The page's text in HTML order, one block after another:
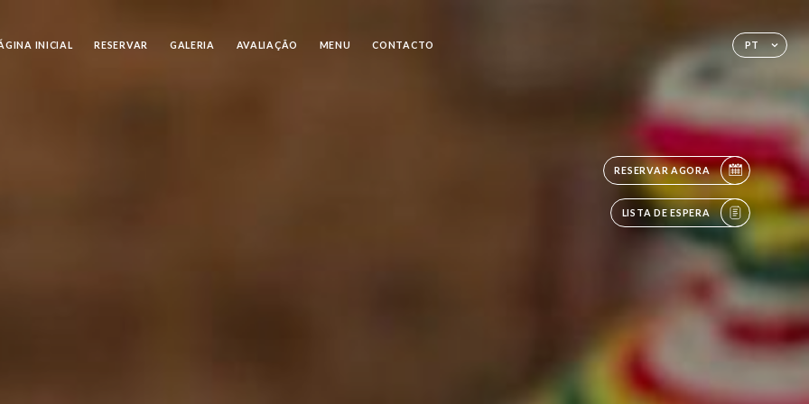
PT
INICIAL RESERVAR GALERIA AVALIAÇÃO MENU CONTACTO
RESERVAR AGORA
LISTA DE ESPERA